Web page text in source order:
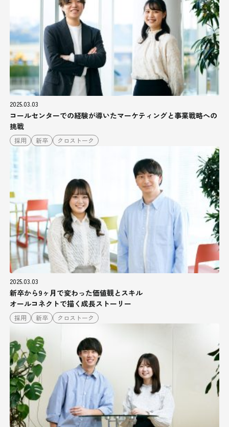
2025.03.03
コールセンターでの経験が導いたマーケティングと事業戦略への
挑戦
採用 新卒 クロストーク
2025.03.03
新卒から9ヶ月で変わった価値観とスキル
オールコネクトで描く成長ストーリー
採用 新卒 クロストーク